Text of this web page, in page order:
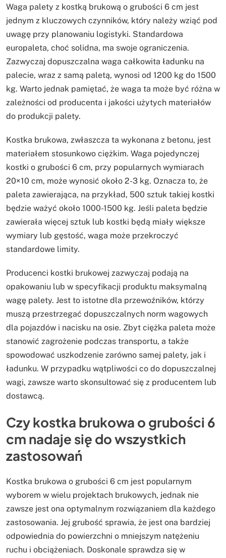
Waga palety z kostką brukową o grubości 6 cm jest
jednym z kluczowych czynników, który należy wziąć pod
uwagę przy planowaniu logistyki. Standardowa
europaleta, choć solidna, ma swoje ograniczenia.
Zazwyczaj dopuszczalna waga całkowita ładunku na
palecie, wraz z samą paletą, wynosi od 1200 kg do 1500
kg. Warto jednak pamiętać, że waga ta może być różna w
zależności od producenta i jakości użytych materiałów
do produkcji palety.
Kostka brukowa, zwłaszcza ta wykonana z betonu, jest
materiałem stosunkowo ciężkim. Waga pojedynczej
kostki o grubości 6 cm, przy popularnych wymiarach
20×10 cm, może wynosić około 2-3 kg. Oznacza to, że
paleta zawierająca, na przykład, 500 sztuk takiej kostki
będzie ważyć około 1000-1500 kg. Jeśli paleta będzie
zawierała więcej sztuk lub kostki będą miały większe
wymiary lub gęstość, waga może przekroczyć
standardowe limity.
Producenci kostki brukowej zazwyczaj podają na
opakowaniu lub w specyfikacji produktu maksymalną
wagę palety. Jest to istotne dla przewoźników, którzy
muszą przestrzegać dopuszczalnych norm wagowych
dla pojazdów i nacisku na osie. Zbyt ciężka paleta może
stanowić zagrożenie podczas transportu, a także
spowodować uszkodzenie zarówno samej palety, jak i
ładunku. W przypadku wątpliwości co do dopuszczalnej
wagi, zawsze warto skonsultować się z producentem lub
dostawcą.
Czy kostka brukowa o grubości 6
cm nadaje się do wszystkich
zastosowań
Kostka brukowa o grubości 6 cm jest popularnym
wyborem w wielu projektach brukowych, jednak nie
zawsze jest ona optymalnym rozwiązaniem dla każdego
zastosowania. Jej grubość sprawia, że jest ona bardziej
odpowiednia do powierzchni o mniejszym natężeniu
ruchu i obciążeniach. Doskonale sprawdza się w